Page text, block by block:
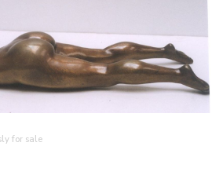
for sale